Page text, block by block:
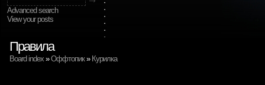
Advanced search
View your posts
Правила
Board index »Оффтопик» Курилка